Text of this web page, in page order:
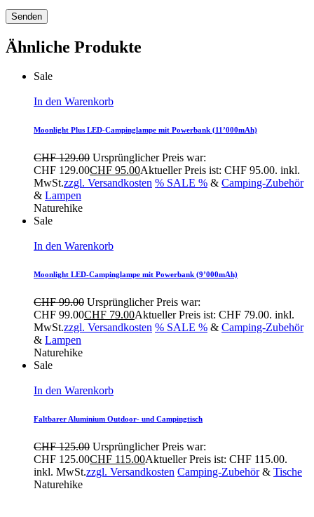
Ähnliche Produkte
Sale
In den Warenkorb
Moonlight Plus LED-Campinglampe mit Powerbank (11’000mAh)
CHF129.00 Ursprünglicher Preis war:
CHF 129.00CHF 95.00Aktueller Preis ist: CHF 95.00. inkl.
MwSt.zzgl. Versandkosten % SALE % & Camping-Zubehör
& Lampen
Naturehike
Sale
In den Warenkorb
Moonlight LED-Campinglampe mit Powerbank (9’000mAh)
CHF99.00 Ursprünglicher Preis war:
CHF 99.00CHF 79.00Aktueller Preis ist: CHF 79.00. inkl.
MwSt.zzgl. Versandkosten % SALE % & Camping-Zubehör
& Lampen
Naturehike
Sale
In den Warenkorb
Faltbarer Aluminium Outdoor- und Campingtisch
CHF125.00 Ursprünglicher Preis war:
CHF 125.00CHF 115.00Aktueller Preis ist: CHF 115.00.
inkl. MwSt.zzgl. Versandkosten Camping-Zubehör& Tische
Naturehike